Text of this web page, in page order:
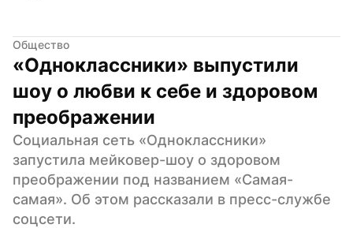
Общество
«Одноклассники» выпустили
шоу о любви к себе и здоровом
преображении
Социальная сеть «Одноклассники»
запустила мейковер-шоу о здоровом
преображении под названием «Самая-
самая». Об этом рассказали в пресс-службе
соцсети.